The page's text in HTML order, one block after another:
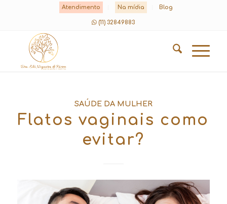
Atendimento Na mídia Blog
(11) 32849883
SAÚDE DA MULHER
Flatos vaginais como
evitar?